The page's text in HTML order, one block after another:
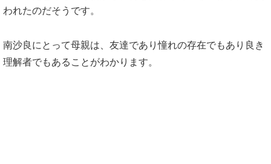
われたのだそうです。
南沙良にとって母親は、友達であり憧れの存在でもあり良き
理解者でもあることがわかります。